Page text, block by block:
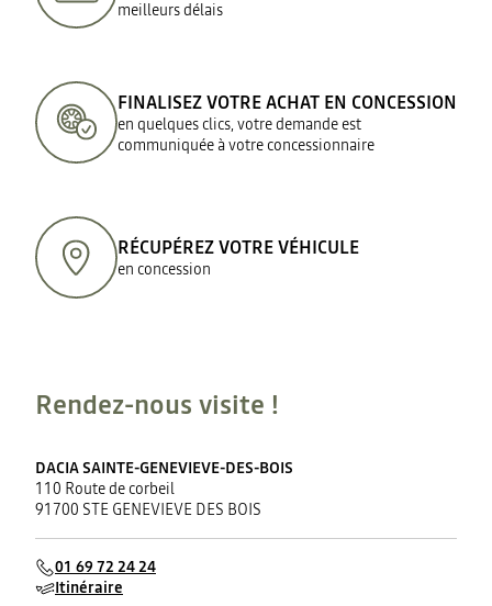
meilleurs délais
FINALISEZ VOTRE ACHAT EN CONCESSION
en quelques clics, votre demande est
communiquée à votre concessionnaire
RÉCUPÉREZ VOTRE VÉHICULE
en concession
Rendez-nous visite !
DACIA SAINTE-GENEVIEVE-DES-BOIS
110 Route de corbeil
91700 STE GENEVIEVE DES BOIS
01 69 72 24 24
Itinéraire